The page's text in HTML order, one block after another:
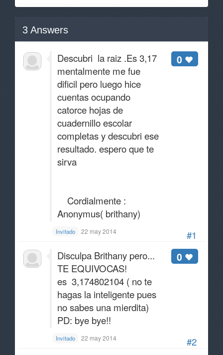
3 Answers
#1
0
Descubri la raiz .Es 3,17
mentalmente me fue
dificil pero luego hice
cuentas ocupando
catorce hojas de
cuadernillo escolar
completas y descubri ese
resultado. espero que te
sirva
Cordialmente :
Anonymus( brithany)
Invitado 22 may 2014
#2
0
Disculpa Brithany pero...
TE EQUIVOCAS!
es 3,174802104 ( no te
hagas la inteligente pues
no sabes una mierdita)
PD: bye bye!!
Invitado 22 may 2014